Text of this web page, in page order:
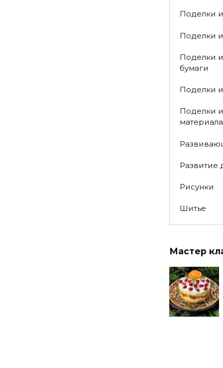
Поделки
Поделки
Поделки
бумаги
Поделки
Поделки
материала
Развитие
Рисунки
Шитье
Мастер